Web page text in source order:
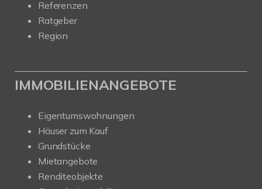
Referenzen
Ratgeber
Region
IMMOBILIENANGEBOTE
Eigentumswohnungen
Häuser zum Kauf
Grundstücke
Mietangebote
Renditeobjekte